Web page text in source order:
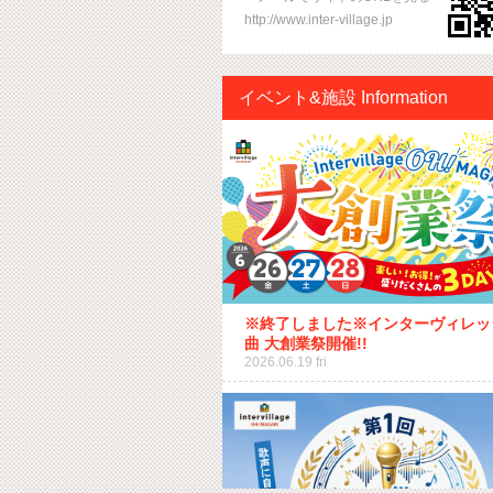
http://www.inter-village.jp
イベント&施設 Information
※終了しました※インターヴィレッ
曲 大創業祭開催!!
2026.06.19 fri